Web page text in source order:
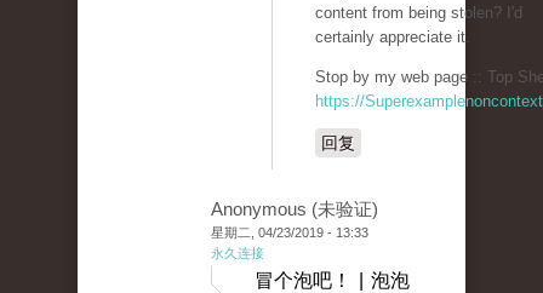
content from being stolen? I'd
certainly appreciate it.
Stop by my web page :: Top
https://
回复
Anonymous (未验证)
星期二, 04/23/2019 - 13:33
永久连接
冒个泡吧！ | 泡泡